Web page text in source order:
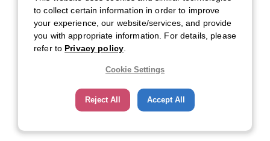
to collect certain information in order to improve
your experience, our website/services, and provide
you with appropriate information. For details, please
refer to Privacy policy
Cookie Settings
Reject All Accept All